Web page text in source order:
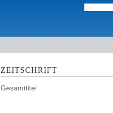
ZEITSCHRIFT
Gesamttitel